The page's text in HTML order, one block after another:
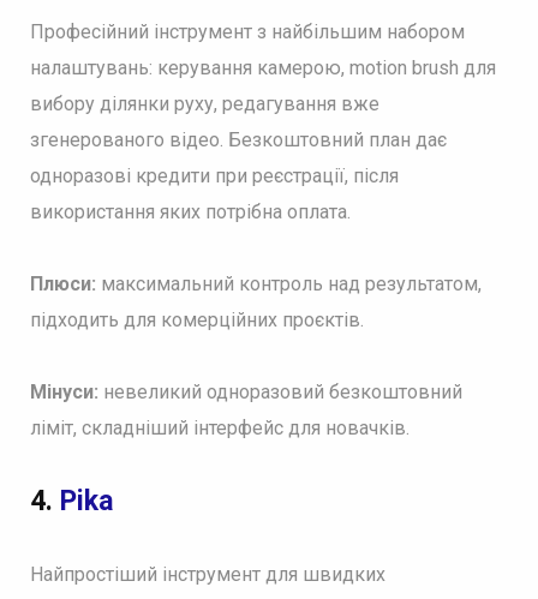
Професійний інструмент з найбільшим набором
налаштувань: керування камерою, motion brush для
вибору ділянки руху, редагування вже
згенерованого відео. Безкоштовний план дає
одноразові кредити при реєстрації, після
використання яких потрібна оплата.
Плюси: максимальний контроль над результатом,
підходить для комерційних проєктів.
Мінуси: невеликий одноразовий безкоштовний
ліміт, складніший інтерфейс для новачків.
4. Pika
Найпростіший інструмент для швидких